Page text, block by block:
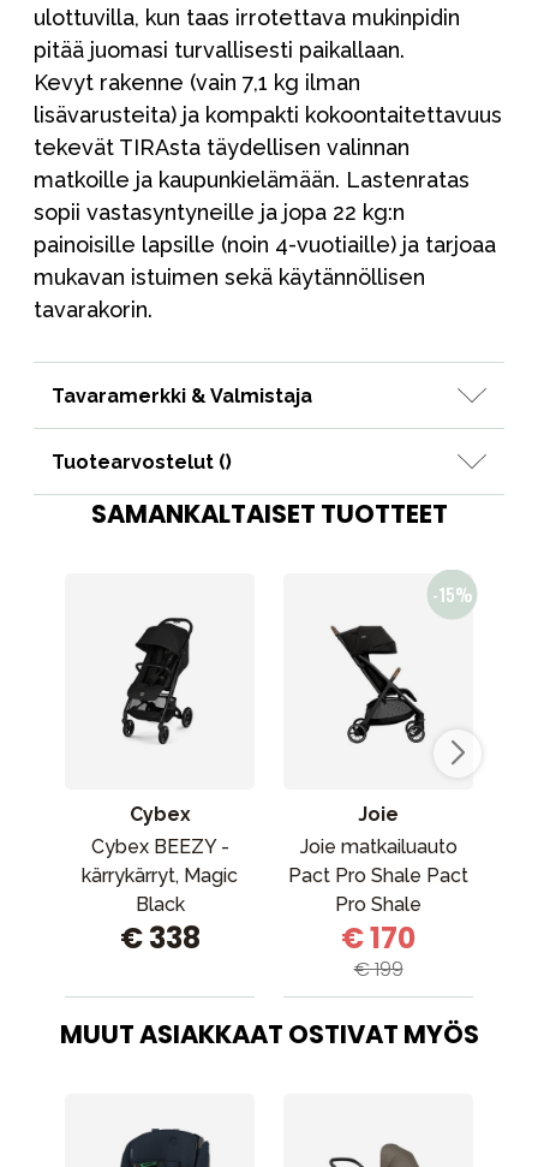
ulottuvilla, kun taas irrotettava mukinpidin
pitää juomasi turvallisesti paikallaan.
Kevyt rakenne (vain 7,1 kg ilman
lisävarusteita) ja kompakti kokoontaitettavuus
tekevät TIRAsta täydellisen valinnan
matkoille ja kaupunkielämään. Lastenratas
sopii vastasyntyneille ja jopa 22 kg:n
painoisille lapsille (noin 4-vuotiaille) ja tarjoaa
mukavan istuimen sekä käytännöllisen
tavarakorin.
Tavaramerkki & Valmistaja
Tuotearvostelut ()
SAMANKALTAISET TUOTTEET
Cybex
Cybex BEEZY -
kärrykärryt, Magic
Black
€ 338
Joie
Joie matkailuauto
Pact Pro Shale Pact
Pro Shale
€ 170
€ 199
MUUT ASIAKKAAT OSTIVAT MYÖS